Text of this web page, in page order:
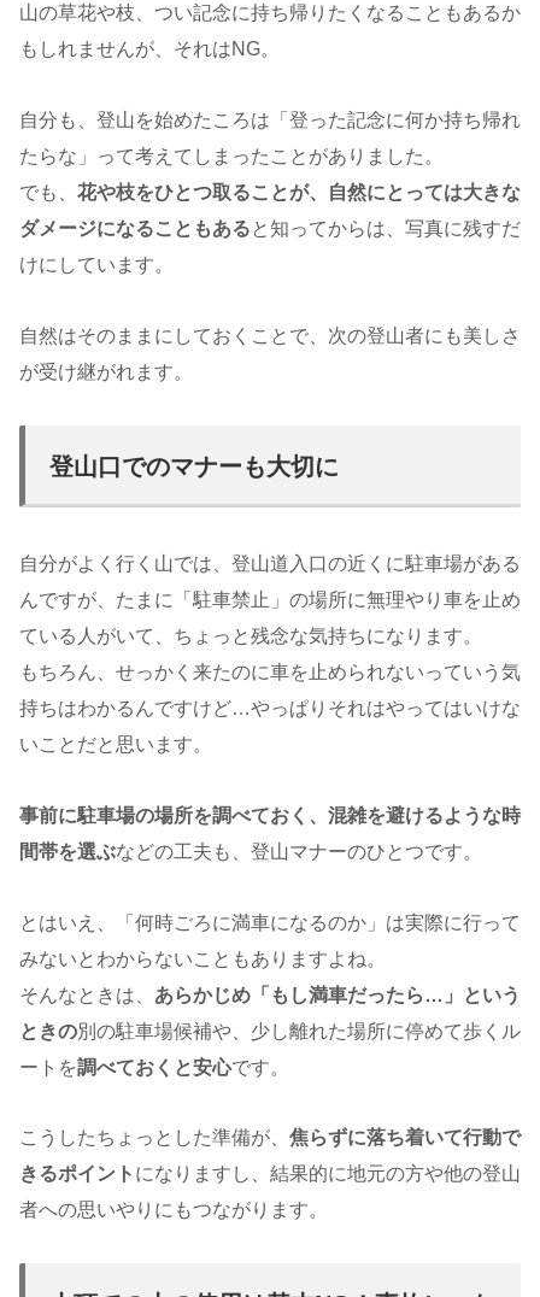
山の草花や枝、つい記念に持ち帰りたくなることもあるか
もしれませんが、それはNG。
自分も、登山を始めたころは「登った記念に何か持ち帰れ
たらな」って考えてしまったことがありました。
でも、 花や枝をひとつ取ることが、自然にとっては大きな
ダメージになることもある と知ってからは、写真に残すだ
けにしています。
自然はそのままにしておくことで、次の登山者にも美しさ
が受け継がれます。
登山口でのマナーも大切に
自分がよく行く山では、登山道入口の近くに駐車場がある
んですが、たまに「駐車禁止」の場所に無理やり車を止め
ている人がいて、ちょっと残念な気持ちになります。
もちろん、せっかく来たのに車を止められないっていう気
持ちはわかるんですけど…やっぱりそれはやってはいけな
いことだと思います。
事前に駐車場の場所を調べておく、混雑を避けるような時
間帯を選ぶなどの工夫も、登山マナーのひとつです。
とはいえ、「何時ごろに満車になるのか」は実際に行って
みないとわからないこともありますよね。
そんなときは、 あらかじめ「もし満車だったら…」という
ときの別の駐車場候補や、少し離れた場所に停めて歩くル
ートを調べておくと安心です。
こうしたちょっとした準備が、 焦らずに落ち着いて行動で
きるポイント になりますし、結果的に地元の方や他の登山
者への思いやりにもつながります。